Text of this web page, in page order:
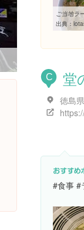
出典：
C 堂
#食事 #